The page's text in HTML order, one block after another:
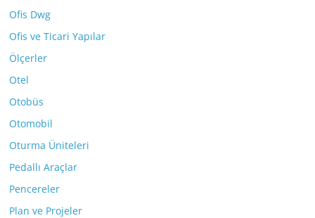
Ofis Dwg
Ofis ve Ticari Yapılar
Ölçerler
Otel
Otobüs
Otomobil
Oturma Üniteleri
Pedallı Araçlar
Pencereler
Plan ve Projeler